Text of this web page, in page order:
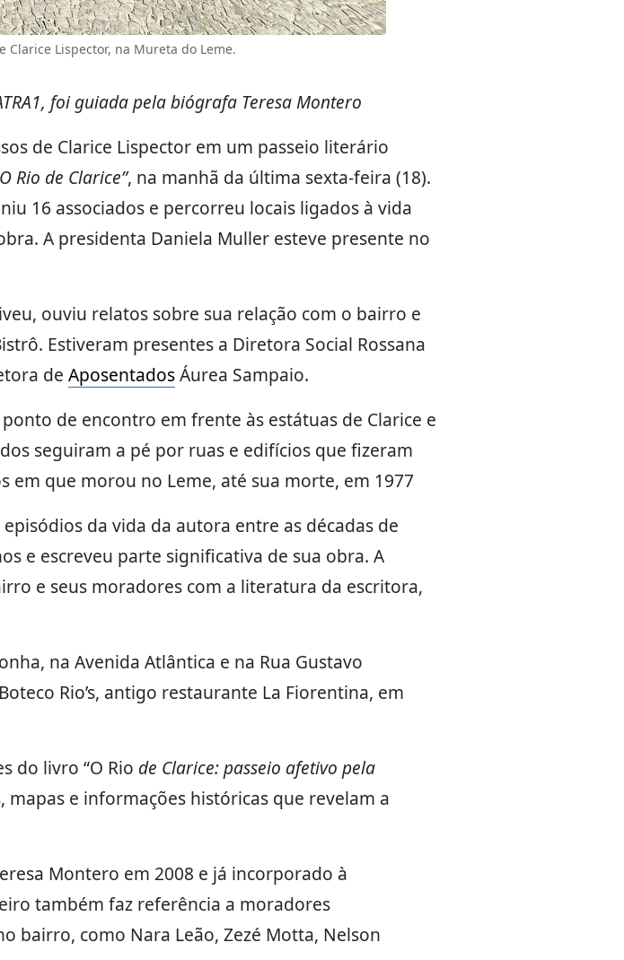
Clarice Lispector, na Mureta do Leme.
foi guiada pela biógrafa Teresa Montero
de Clarice Lispector em um passeio literário
Rio de Clarice”, na manhã da última sexta-feira (18).
16 associados e percorreu locais ligados à vida
A presidenta Daniela Muller esteve presente no
ouviu relatos sobre sua relação com o bairro e
Estiveram presentes a Diretora Social Rossana
de AposentadosÁurea Sampaio.
de encontro em frente às estátuas de Clarice e
seguiram a pé por ruas e edifícios que fizeram
que morou no Leme, até sua morte, em 1977
da vida da autora entre as décadas de
e escreveu parte significativa de sua obra. A
e seus moradores com a literatura da escritora,
na Avenida Atlântica e na Rua Gustavo
Rio’s, antigo restaurante La Fiorentina, em
do livro “O Rio de Clarice: passeio afetivo pela
e informações históricas que revelam a
Montero em 2008 e já incorporado à
também faz referência a moradores
bairro, como Nara Leão, Zezé Motta, Nelson